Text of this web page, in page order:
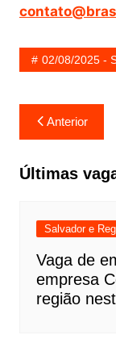
02/08/2025 -
Navegação
de
Post
Anterior
Últimas
Salvador e
Vaga de
empresa
região